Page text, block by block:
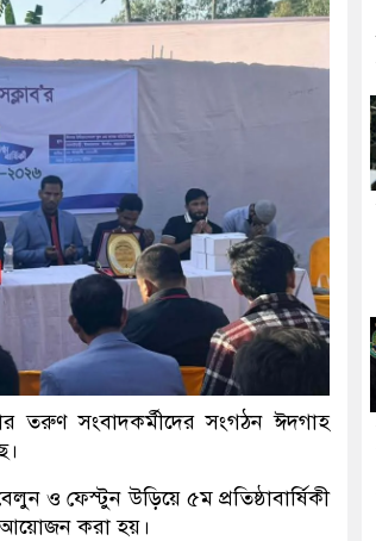
তরুণ সংবাদকর্মীদের সংগঠন ঈদগাহ
ও ফেস্টুন উড়িয়ে ৫ম প্রতিষ্ঠাবার্ষিকী
আয়োজন করা হয়।